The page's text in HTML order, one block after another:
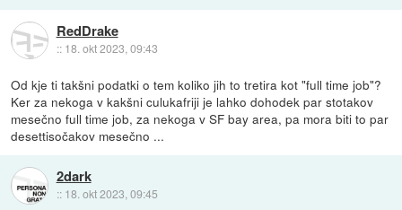
RedDrake
:: 18. okt 2023, 09:43
Od kje ti takšni podatki o tem koliko jih to tretira kot "full time job"?
Ker za nekoga v kakšni culukafriji je lahko dohodek par stotakov
mesečno full time job, za nekoga v SF bay area, pa mora biti to par
desettisočakov mesečno ...
2dark
:: 18. okt 2023, 09:45